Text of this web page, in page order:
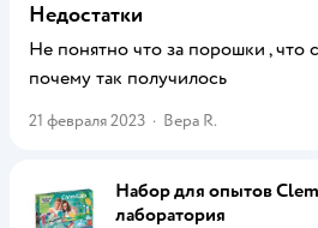
Недостатки
Не понятно что за порошки , что
почему так получилось
21 февраля 2023 · Вера R.
Набор для опытов
лаборатория